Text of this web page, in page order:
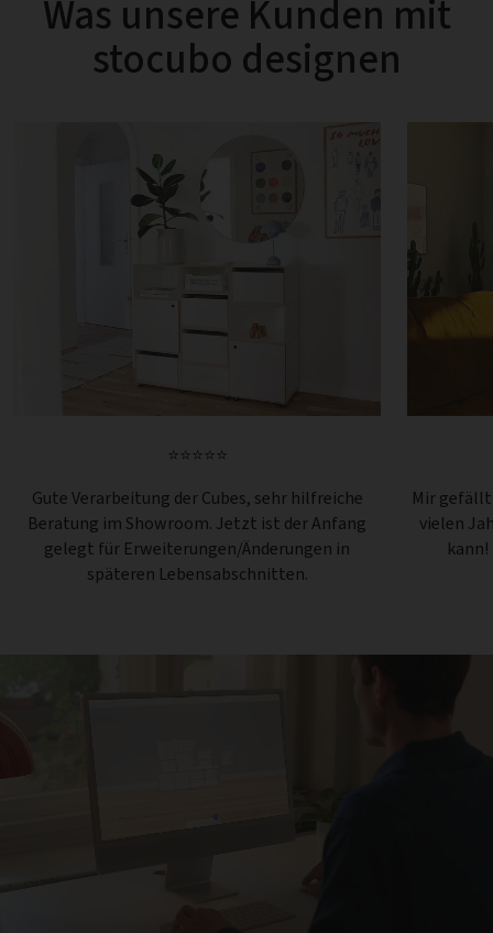
Was unsere Kunden mit
stocubo designen
⭐⭐⭐⭐⭐
Gute Verarbeitung der Cubes, sehr hilfreiche
Beratung im Showroom. Jetzt ist der Anfang
gelegt für Erweiterungen/Änderungen in
späteren Lebensabschnitten.
Mir gefällt
vielen